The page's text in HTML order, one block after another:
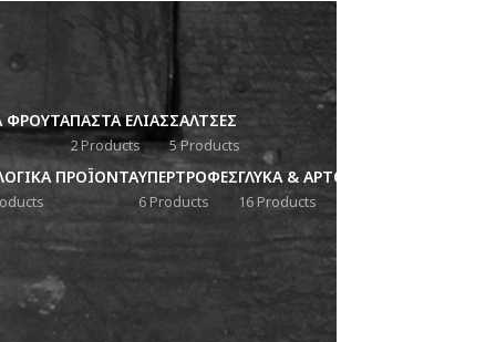
ΦΡΟΥΤΑΠΑΣΤΑ ΕΛΙΑΣ
2 Products
ΣΑΛΤΣΕΣ
5 Products
ΠΡΟΪΟΝΤΑΥΠΕΡΤΡΟΦΕΣ
6 Products
ΓΛΥΚΑ & ΑΡΤΟΣ
16 Products